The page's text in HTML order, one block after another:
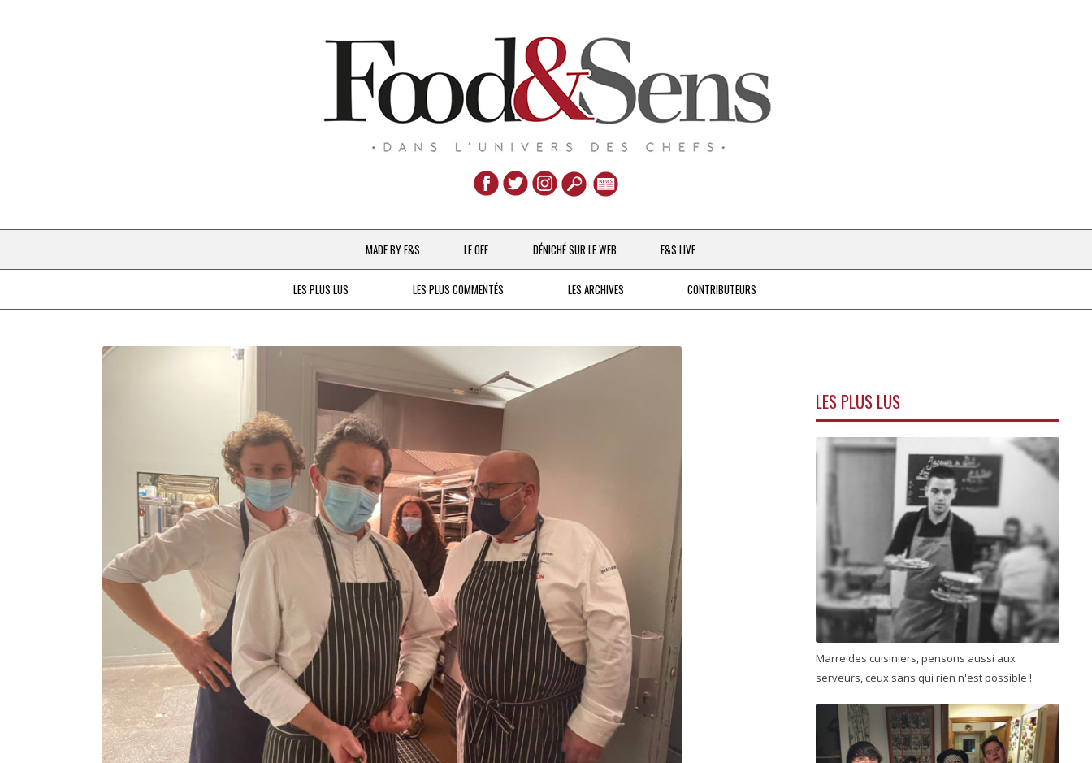
Aller
au
contenu
MADE BY F&S
CHEFS & ACTUALITÉS
À LA PETITE CUILLÈRE
DESTIN DE FEMME
LE OFF DÉNICHÉ SUR LE WEB F&S LIVE
LES PLUS LUS LES PLUS COMMENTÉS LES ARCHIVES
DEPUIS 2016
CONTRIBUTEURS
LES PLUS LUS
Marre des cuisiniers, pensons aussi aux
serveurs, ceux sans qui rien n'est possible !